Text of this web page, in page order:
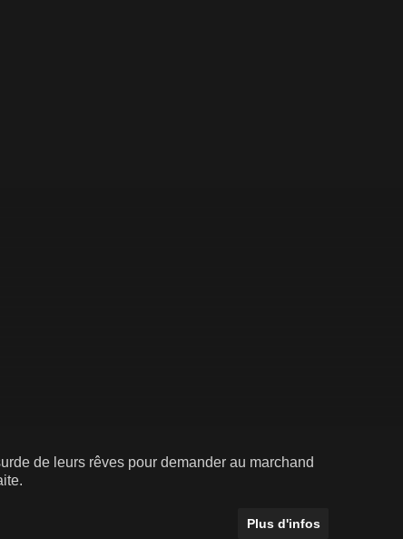
de leurs rêves pour demander au marchand
Plus d'infos